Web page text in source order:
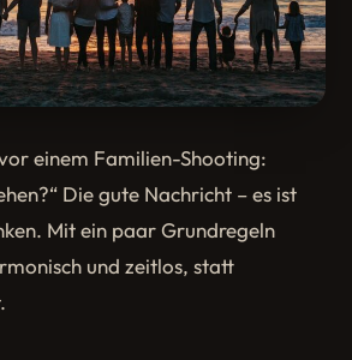
einem Familien-Shooting:
Die gute Nachricht – es ist
Mit ein paar Grundregeln
und zeitlos, statt